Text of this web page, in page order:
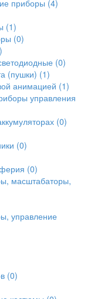
приборы (4)
(1)
(0)
(0)
(пушки) (1)
анимацией (1)
управления
(0)
(0)
(0)
масштабаторы,
управление
(0)